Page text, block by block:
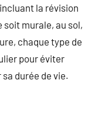
la révision
soit murale, au sol,
chaque type de
pour éviter
durée de vie.